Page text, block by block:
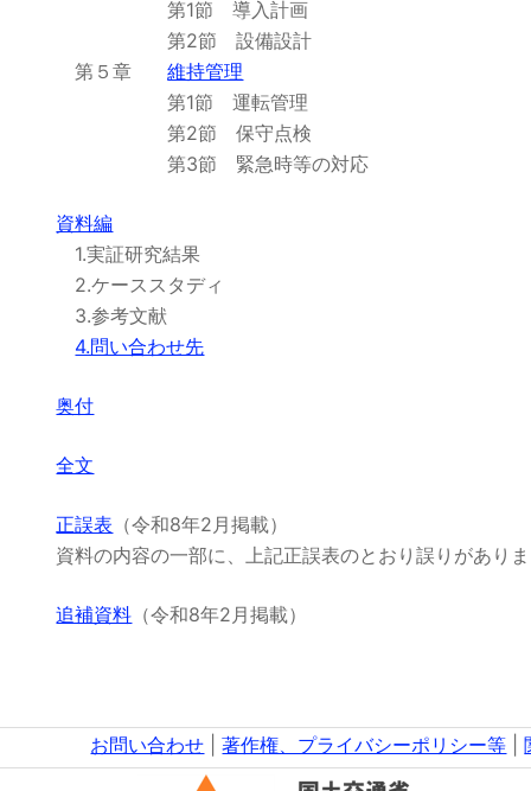
第1節 導入計画
第2節 設備設計
第５章
維持管理
第1節 運転管理
第2節 保守点検
第3節 緊急時等の対応
資料編
1.実証研究結果
2.ケーススタディ
3.参考文献
4.問い合わせ先
奥付
全文
正誤表 （令和8年2月掲載）
資料の内容の一部に、上記正誤表のとおり誤りがあり
追補資料 （令和8年2月掲載）
お問い合わせ |著作権、プライバシーポリシー等 |